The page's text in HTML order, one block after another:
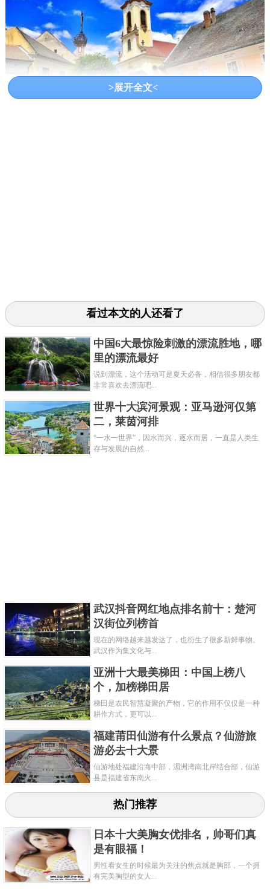
河支流埃格尔河畔的马特拉山和比克山之间。两边是
匈牙利北部高地最美的景点，也是著名的“公牛血”葡萄
酒的故乡。
都。到达贝拉四世后，首都迁至维塞格拉德，然后再
是布达佩斯。
关键字：景点
共2页: 上一页 1 2 下一页
>展开全文<
看过本文的人还看了
中国6大最惊险刺激的漂流胜地，哪
里的漂流最好
说到漂流，这个活动可是夏天必备，相信很多朋友都
非常喜欢去漂流吧...
世界十大滨河景观：亚马逊河仅第
二，莱茵河排
“一水一世界”，因水而兴，逐水而居，一直是人类生
存与发展的自然...
武汉抖音网红地点排名前十：楚河
汉街位列榜首
现在的网络越来越发达了，也衍生了很多新鲜事物。
武汉作为集文化与...
亚洲十大最美梯田：中国上榜八
个，加榜梯田居
梯田是农民智慧凝聚的产物，它的作用不仅仅是一种
耕作方式，更可以...
福建莆田仙游有什么景点？仙游旅
游必去十大景
仙游地处福建沿海中部，湄洲湾南北岸结合部，仙游
县是福建省东南火...
热门推荐
日本十大美胸女优排名，帅哥们真
是有眼福！
男性看女生的时候最为关注的焦点就是胸部，一个拥
有完美胸型的女人...